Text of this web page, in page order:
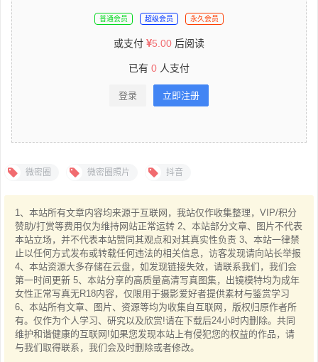
普通会员 超级会员 永久会员
或支付 5.00 后阅读
已有 0 人支付
登录 立即注册
微密圈 微密圈照片 抖音
1、本站所有文章内容均来源于互联网，我站仅作收集整理，VIP/积分
赞助/打赏等费用仅为维持网站正常运转 2、本站部分文章、图片不代表
本站立场，并不代表本站赞同其观点和对其真实性负责 3、本站一律禁
止以任何方式发布或转载任何违法的相关信息，访客发现请向站长举报
4、本站资源大多存储在云盘，如发现链接失效，请联系我们，我们会
第一时间更新 5、本站分享的高质量高清写真图集，出镜模特均为成年
女性正常写真无R18内容，仅限用于摄影爱好者提供素材与鉴赏学习
6、本站所有文章、图片、资源等均为收集自互联网，版权归原作者所
有。仅作为个人学习、研究以及欣赏!请在下载后24小时内删除。共同
维护和谐健康的互联网!如果您发现本站上有侵犯您的权益的作品，请
与我们取得联系，我们会及时删除或者修改。